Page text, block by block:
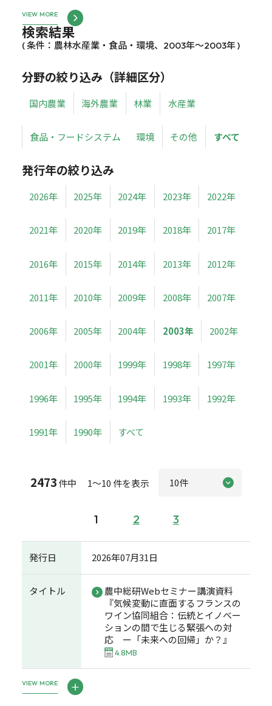
VIEW MORE
検索結果
( 条件：農林水産業・食品・環境、2003年～2003年 )
分野の絞り込み（詳細区分）
国内農業 海外農業 林業 水産業
食品・フードシステム 環境 その他 すべて
発行年の絞り込み
2026年 2025年 2024年 2023年 2022年
2021年 2020年 2019年 2018年 2017年
2016年 2015年 2014年 2013年 2012年
2011年 2010年 2009年 2008年 2007年
2006年 2005年 2004年 2003年 2002年
2001年 2000年 1999年 1998年 1997年
1996年 1995年 1994年 1993年 1992年
1991年 1990年 すべて
2473件中 1～10 件を表示
1 2 3
発行日 2026年07月31日
タイトル
農中総研Webセミナー講演資料
『気候変動に直面するフランスの
ワイン協同組合：伝統とイノベー
ションの間で生じる緊張への対
応 ー「未来への回帰」か？』
4.8MB
VIEW MORE